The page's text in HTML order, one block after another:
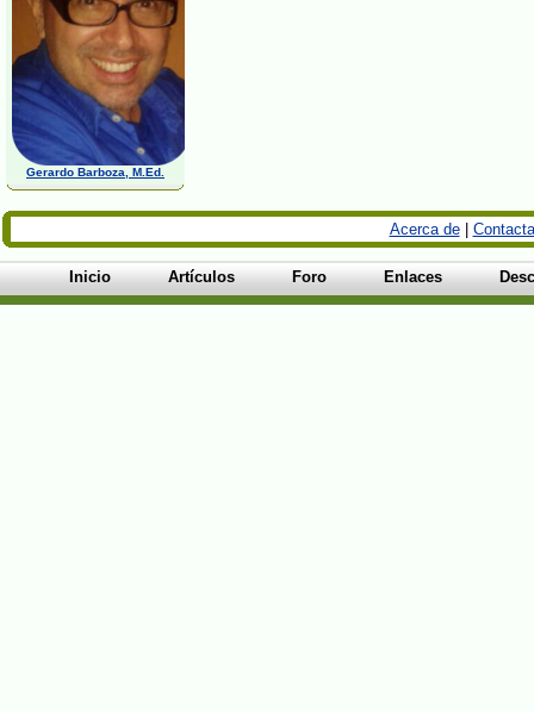
Gerardo Barboza, M.Ed.
Acerca de|
Inicio Artículos Foro Enlaces